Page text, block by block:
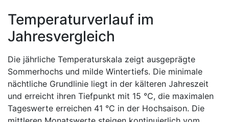
Temperaturverlauf im
Jahresvergleich
Die jährliche Temperaturskala zeigt ausgeprägte
Sommerhochs und milde Wintertiefs. Die minimale
nächtliche Grundlinie liegt in der kälteren Jahreszeit
und erreicht ihren Tiefpunkt mit 15 °C, die maximalen
Tageswerte erreichen 41 °C in der Hochsaison. Die